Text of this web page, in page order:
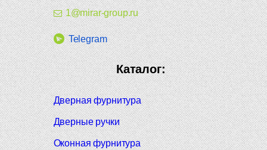
1@mirar-group.ru
Telegram
Каталог:
Дверная фурнитура
Дверные ручки
Оконная фурнитура